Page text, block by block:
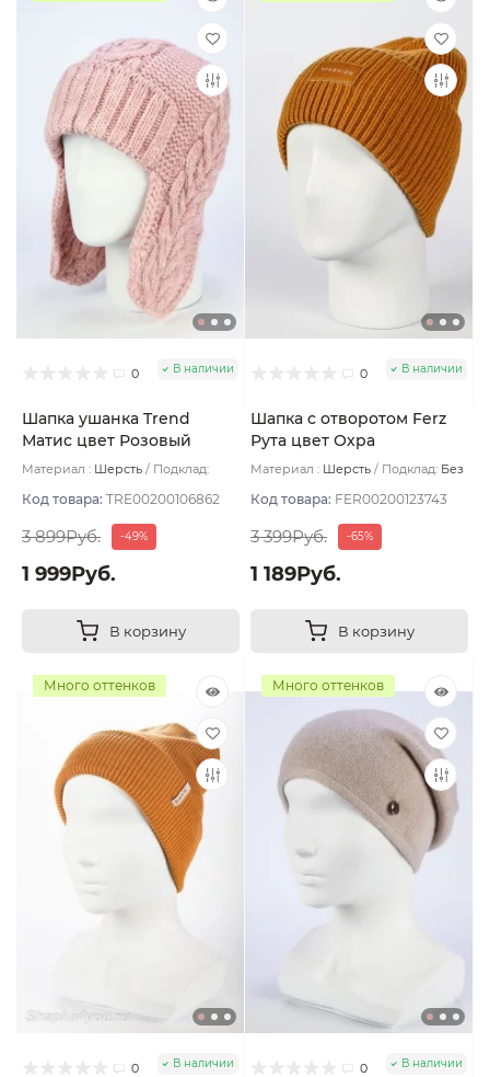
0 В наличии
Шапка ушанка Trend
Матис цвет Розовый
бледный размер 56-58
Материал : Шерсть
Подклад:
Код товара: TRE00200106862
3 899Руб. -49%
1 999Руб.
В корзину
0 В наличии
Шапка с отворотом Ferz
Рута цвет Охра
Материал : Шерсть Подклад: Без
Код товара: FER00200123743
3 399Руб. -65%
1 189Руб.
В корзину
Много оттенков
0 В наличии
Много оттенков
0 В наличии